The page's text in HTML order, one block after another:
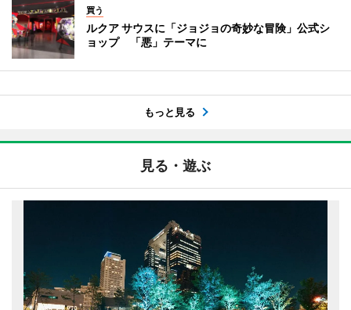
買う
ルクア サウスに「ジョジョの奇妙な冒険」公式シ
ョップ 「悪」テーマに
もっと見る
見る・遊ぶ